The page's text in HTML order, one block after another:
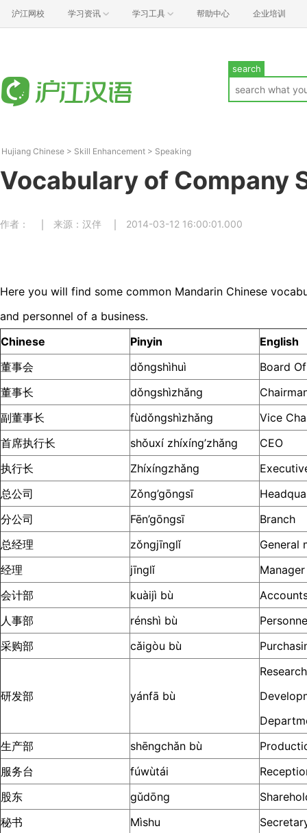
沪江网校 学习资讯 学习工具 帮助中心 企业培训
search
Hujiang Chinese > Skill Enhancement > Speaking
Vocabulary of Company
作者： 来源：汉伴 2014-03-12 16:00:01.000
Here you will find some common Mandarin Chinese
and personnel of a business.
Chinese
Pinyin
English
董事会
dǒngshìhuì
Board
董事长
dǒngshìzhǎng
副董事长
fùdǒngshìzhǎng
Vice
首席执行长
shǒuxí zhíxíng’zhǎng
CEO
执行长
Zhíxíngzhǎng
总公司
Zǒng’gōngsī
分公司
Fēn’gōngsī
Branch
总经理
zǒngjīnglǐ
General
经理
jīnglǐ
Manager
会计部
kuàijì bù
人事部
rénshì bù
采购部
cǎigòu bù
研发部 yánfā bù
生产部
shēngchǎn bù
服务台
fúwùtái
股东
gǔdōng
秘书
Mìshu